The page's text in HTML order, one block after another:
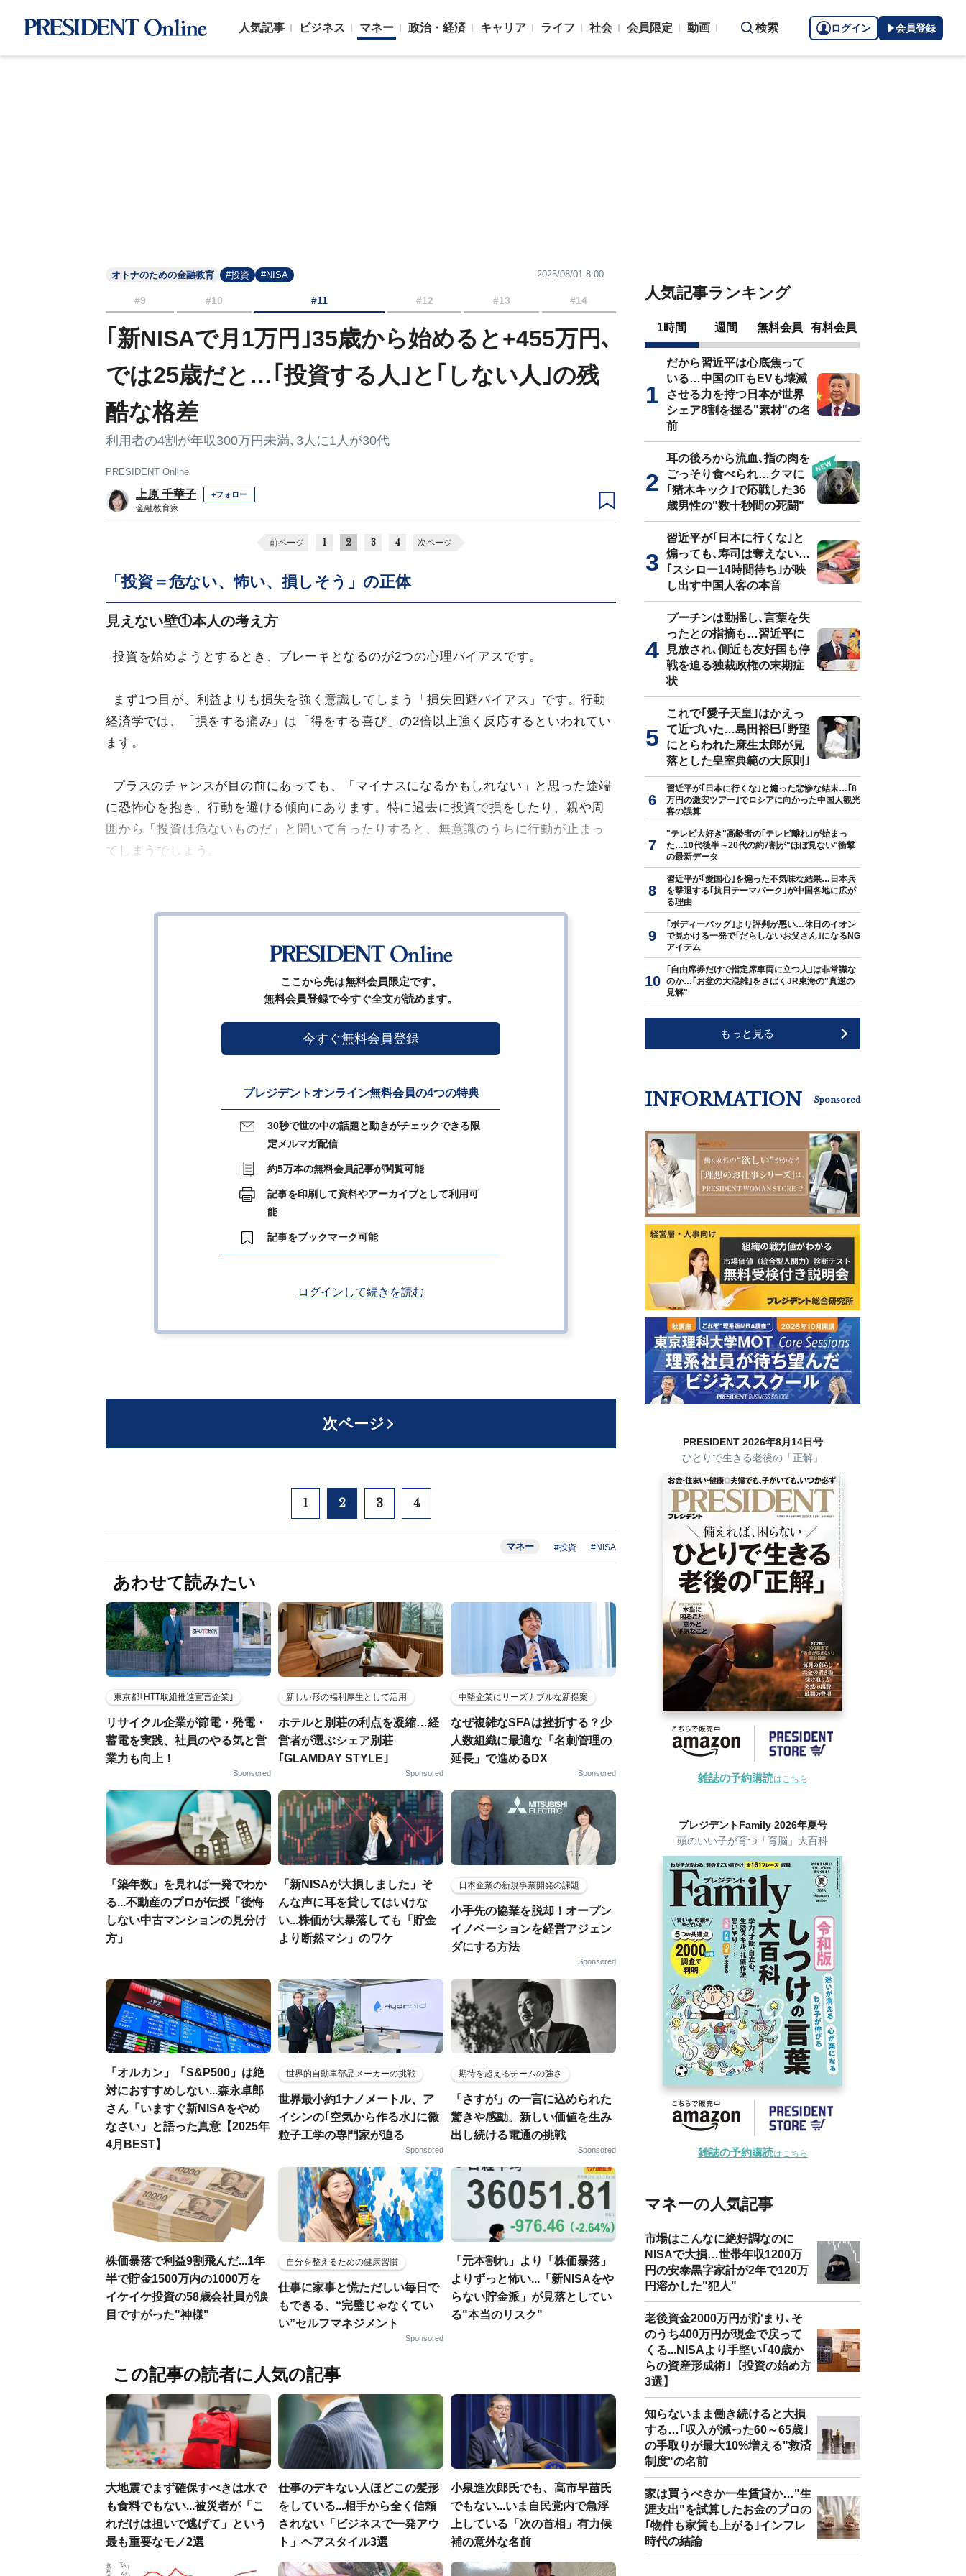
人気記事 ビジネス マネー 政治・経済 キャリア ライフ 社会 会員限定 動画 検索 ログイン 会員登録
オトナのための金融教育 #投資 #NISA 2025/08/01 8:00
#9 #10 #11 #12 #13 #14
｢新NISAで月1万円｣35歳から始めると+455万円､
では25歳だと…｢投資する人｣と｢しない人｣の残
酷な格差
利用者の4割が年収300万円未満､3人に1人が30代
PRESIDENT Online
上原 千華子 +フォロー
金融教育家
前ページ 1 2 3 4 次ページ
「投資＝危ない、怖い、損しそう」の正体
見えない壁①本人の考え方
投資を始めようとするとき、ブレーキとなるのが2つの心理バイアスです。
まず1つ目が、利益よりも損失を強く意識してしまう「損失回避バイアス」です。行動
経済学では、「損をする痛み」は「得をする喜び」の2倍以上強く反応するといわれてい
ます。
プラスのチャンスが目の前にあっても、「マイナスになるかもしれない」と思った途端
に恐怖心を抱き、行動を避ける傾向にあります。特に過去に投資で損をしたり、親や周
囲から「投資は危ないものだ」と聞いて育ったりすると、無意識のうちに行動が止まっ
てしまうでしょう。
ここから先は無料会員限定です。
無料会員登録で今すぐ全文が読めます。
今すぐ無料会員登録
プレジデントオンライン無料会員の4つの特典
30秒で世の中の話題と動きがチェックできる限
定メルマガ配信
約5万本の無料会員記事が閲覧可能
記事を印刷して資料やアーカイブとして利用可
能
記事をブックマーク可能
ログインして続きを読む
次ページ
1 2 3 4
マネー #投資 #NISA
あわせて読みたい
東京都｢HTT取組推進宣言企業｣
リサイクル企業が節電・発電・
蓄電を実践、社員のやる気と営
業力も向上！
Sponsored
新しい形の福利厚生として活用
ホテルと別荘の利点を凝縮…経
営者が選ぶシェア別荘
｢GLAMDAY STYLE｣
Sponsored
中堅企業にリーズナブルな新提案
なぜ複雑なSFAは挫折する？少
人数組織に最適な「名刺管理の
延長」で進めるDX
Sponsored
「築年数」を見れば一発でわか
る...不動産のプロが伝授「後悔
しない中古マンションの見分け
方」
「新NISAが大損しました」そ
んな声に耳を貸してはいけな
い...株価が大暴落しても「貯金
より断然マシ」のワケ
日本企業の新規事業開発の課題
小手先の協業を脱却！オープン
イノベーションを経営アジェン
ダにする方法
Sponsored
「オルカン」「S&P500」は絶
対におすすめしない...森永卓郎
さん「いますぐ新NISAをやめ
なさい」と語った真意【2025年
4月BEST】
世界的自動車部品メーカーの挑戦
世界最小約1ナノメートル、ア
イシンの｢空気から作る水｣に微
粒子工学の専門家が迫る
Sponsored
期待を超えるチームの強さ
「さすが」の一言に込められた
驚きや感動。新しい価値を生み
出し続ける電通の挑戦
Sponsored
株価暴落で利益9割飛んだ...1年
半で貯金1500万内の1000万を
イケイケ投資の58歳会社員が涙
目ですがった"神様"
自分を整えるための健康習慣
仕事に家事と慌ただしい毎日で
もできる、“完璧じゃなくてい
い”セルフマネジメント
Sponsored
「元本割れ」より「株価暴落」
よりずっと怖い...「新NISAをや
らない貯金派」が見落としてい
る"本当のリスク"
この記事の読者に人気の記事
大地震でまず確保すべきは水で
も食料でもない...被災者が「こ
れだけは担いで逃げて」という
最も重要なモノ2選
仕事のデキない人ほどこの髪形
をしている...相手から全く信頼
されない「ビジネスで一発アウ
ト」ヘアスタイル3選
小泉進次郎氏でも、高市早苗氏
でもない...いま自民党内で急浮
上している「次の首相」有力候
補の意外な名前
人気記事ランキング
1時間 週間 無料会員 有料会員
だから習近平は心底焦って
いる…中国のITもEVも壊滅
させる力を持つ日本が世界
シェア8割を握る"素材"の名
前
耳の後ろから流血､指の肉を
ごっそり食べられ…クマに
｢猪木キック｣で応戦した36
歳男性の"数十秒間の死闘"
習近平が｢日本に行くな｣と
煽っても､寿司は奪えない…
｢スシロー14時間待ち｣が映
し出す中国人客の本音
プーチンは動揺し､言葉を失
ったとの指摘も…習近平に
見放され､側近も友好国も停
戦を迫る独裁政権の末期症
状
これで｢愛子天皇｣はかえっ
て近づいた…島田裕巳｢野望
にとらわれた麻生太郎が見
落とした皇室典範の大原則｣
習近平が｢日本に行くな｣と煽った悲惨な結末…｢8
万円の激安ツアー｣でロシアに向かった中国人観光
客の誤算
"テレビ大好き"高齢者の｢テレビ離れ｣が始まっ
た…10代後半～20代の約7割が"ほぼ見ない"衝撃
の最新データ
習近平が｢愛国心｣を煽った不気味な結果…日本兵
を撃退する｢抗日テーマパーク｣が中国各地に広が
る理由
｢ボディーバッグ｣より評判が悪い…休日のイオン
で見かける一発で｢だらしないお父さん｣になるNG
アイテム
｢自由席券だけで指定席車両に立つ人｣は非常識な
のか…｢お盆の大混雑｣をさばくJR東海の"真逆の
見解"
もっと見る
INFORMATION Sponsored
PRESIDENT 2026年8月14日号
ひとりで生きる老後の「正解」
雑誌の予約購読はこちら
プレジデントFamily 2026年夏号
頭のいい子が育つ「育脳」大百科
雑誌の予約購読はこちら
マネーの人気記事
市場はこんなに絶好調なのに
NISAで大損…世帯年収1200万
円の安泰黒字家計が2年で120万
円溶かした"犯人"
老後資金2000万円が貯まり､そ
のうち400万円が現金で戻って
くる...NISAより手堅い｢40歳か
らの資産形成術｣【投資の始め方
3選】
知らないまま働き続けると大損
する…｢収入が減った60～65歳｣
の手取りが最大10%増える"救済
制度"の名前
家は買うべきか一生賃貸か…"生
涯支出"を試算したお金のプロの
｢物件も家賃も上がる｣インフレ
時代の結論